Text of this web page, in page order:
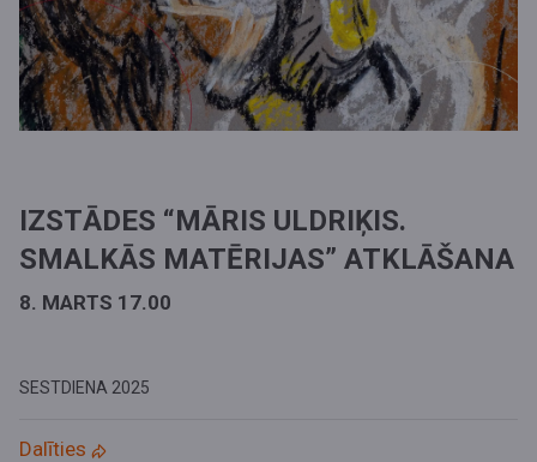
IZSTĀDES “MĀRIS ULDRIĶIS.
SMALKĀS MATĒRIJAS” ATKLĀŠANA
8. MARTS 17.00
SESTDIENA 2025
Dalīties